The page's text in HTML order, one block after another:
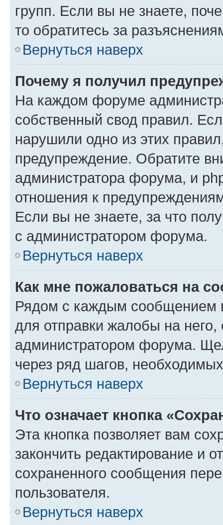
групп. Если вы не знаете,
то обратитесь за
Вернуться наверх
Почему я получил
На каждом форуме
собственный свод правил.
нарушили одно из этих
предупреждение. Обратите
администратора форума, и
отношения к
Если вы не знаете, за что
с администратором форума.
Вернуться наверх
Как мне пожаловаться на
Рядом с каждым сообщением
для отправки жалобы на
администратором форума.
через ряд шагов,
Вернуться наверх
Что означает кнопка
Эта кнопка позволяет вам
закончить редактирование и
сохраненного сообщения
пользователя.
Вернуться наверх